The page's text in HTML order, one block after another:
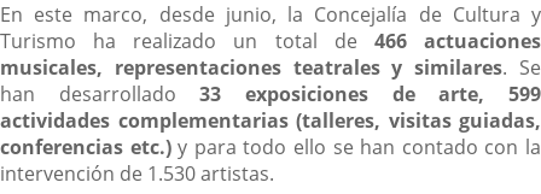
En este marco, desde junio, la Concejalía de Cultura y
Turismo ha realizado un total de 466 actuaciones
musicales, representaciones teatrales y similares. Se
han desarrollado33 exposiciones de arte, 599
actividades complementarias (talleres, visitas guiadas,
conferencias etc.)y para todo ello se han contado con la
intervención de 1.530 artistas.